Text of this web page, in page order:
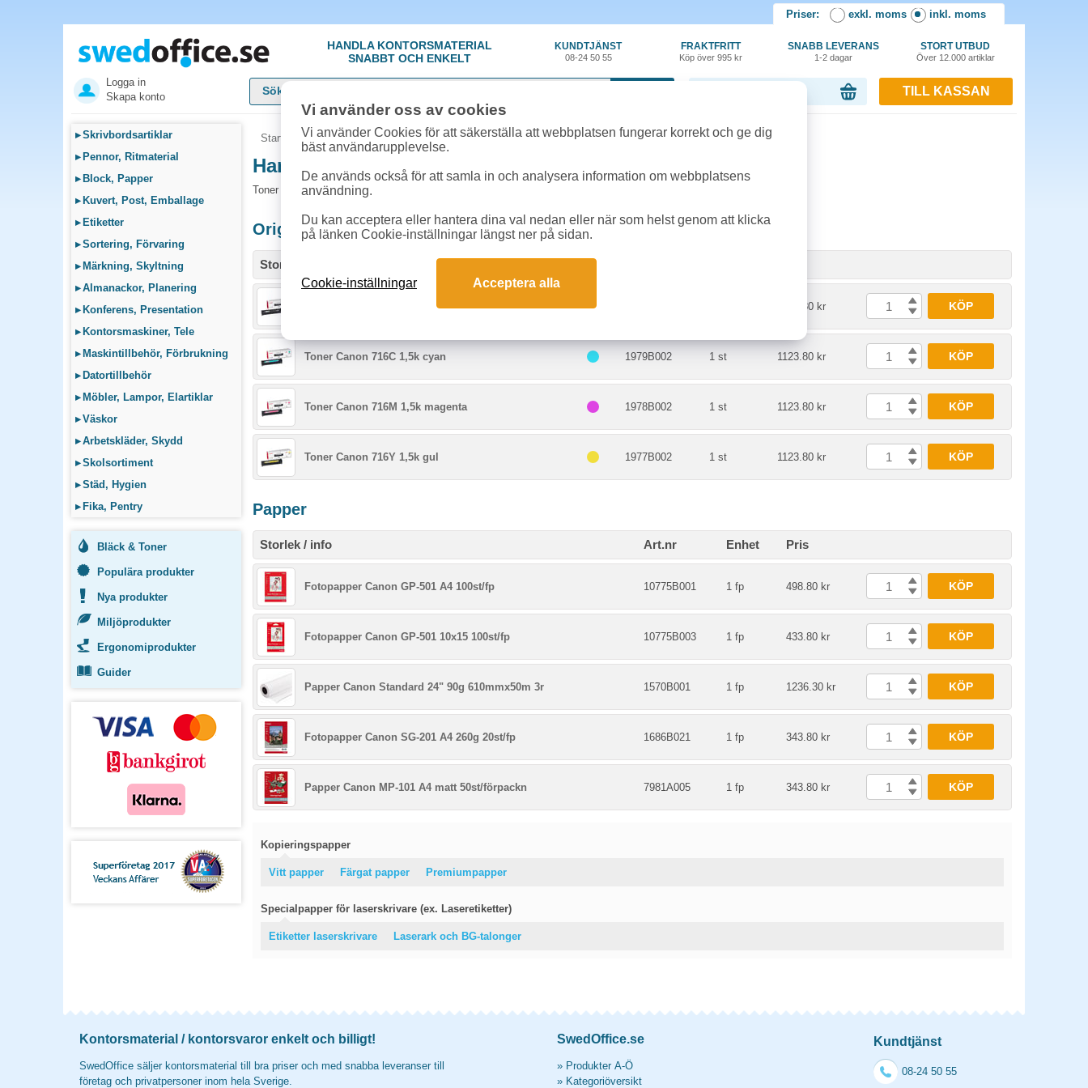
Priser: exkl. moms inkl. moms
HANDLA KONTORSMATERIAL
SNABBT OCH ENKELT
KUNDTJÄNST
08-24 50 55
FRAKTFRITT
Köp över 995 kr
SNABB LEVERANS
1-2 dagar
STORT UTBUD
Över 12.000 artiklar
Logga in
Skapa konto
TILL KASSAN
▸Skrivbordsartiklar
▸ Pennor, Ritmaterial
▸ Block, Papper
▸ Kuvert, Post, Emballage
▸ Etiketter
▸Sortering, Förvaring
▸ Märkning, Skyltning
▸Almanackor, Planering
▸ Konferens, Presentation
▸ Kontorsmaskiner, Tele
▸ Maskintillbehör, Förbrukning
▸ Datortillbehör
▸ Möbler, Lampor, Elartiklar
▸Väskor
▸Arbetskläder, Skydd
▸Skolsortiment
▸Städ, Hygien
▸ Fika, Pentry
Bläck & Toner
Populära produkter
Nya produkter
Miljöprodukter
Ergonomiprodukter
Guider
Startsida » Sök bläck & toner»Canon I-SENSYS MF 8050 CN
Handla Toner till Canon I-SENSYS MF 8050 CN online
Toner och tillbehör som passar till Canon I-SENSYS MF 8050 CN
Originalprodukter till Canon I-SENSYS MF 8050 CN
Storlek / info Färg
Toner Canon 716BK 2,3k svart 1123.80 kr KÖP
Toner Canon 716C 1,5k cyan 1979B002 1 st 1123.80 kr KÖP
Toner Canon 716M 1,5k magenta 1978B002 1 st 1123.80 kr KÖP
Toner Canon 716Y 1,5k gul 1977B002 1 st 1123.80 kr KÖP
Papper
Storlek / info Art.nr Enhet Pris
Fotopapper Canon GP-501 A4 100st/fp 10775B001 1 fp 498.80 kr KÖP
Fotopapper Canon GP-501 10x15 100st/fp 10775B003 1 fp 433.80 kr KÖP
Papper Canon Standard 24" 90g 610mmx50m 3r 1570B001 1 fp 1236.30 kr KÖP
Fotopapper Canon SG-201 A4 260g 20st/fp 1686B021 1 fp 343.80 kr KÖP
Papper Canon MP-101 A4 matt 50st/förpackn 7981A005 1 fp 343.80 kr KÖP
Kopieringspapper
Vitt papper Färgat papper Premiumpapper
Specialpapper för laserskrivare (ex. Laseretiketter)
Etiketter laserskrivare Laserark och BG-talonger
Kontorsmaterial / kontorsvaror enkelt och billigt!
SwedOffice säljer kontorsmaterial till bra priser och med snabba leveranser till
företag och privatpersoner inom hela Sverige.
SwedOffice.se
» Produkter A-Ö
» Kategoriöversikt
Kundtjänst
08-24 50 55
Vi använder oss av cookies
Vi använder Cookies för att säkerställa att webbplatsen fungerar korrekt och ge dig
bäst användarupplevelse.
De används också för att samla in och analysera information om webbplatsens
användning.
Du kan acceptera eller hantera dina val nedan eller när som helst genom att klicka
på länken Cookie-inställningar längst ner på sidan.
Cookie-inställningar Acceptera alla